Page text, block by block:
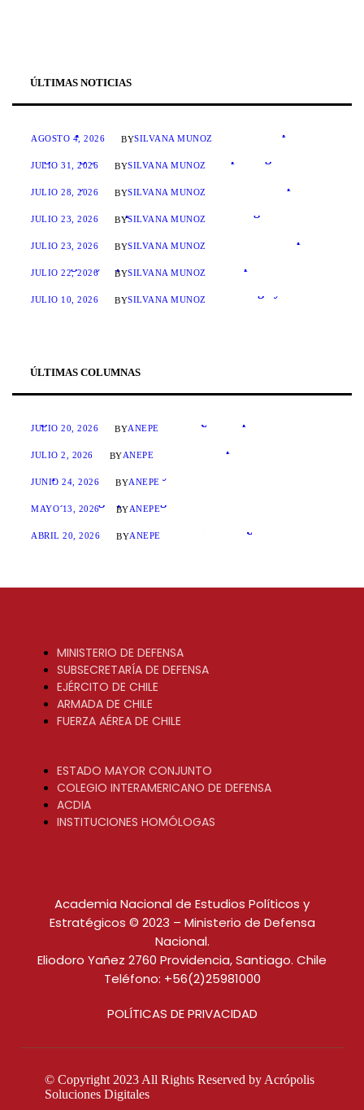
ÚLTIMAS NOTICIAS
AGOSTO 4, 2026 BYSILVANA MUÑOZ
JULIO 31, 2026 BYSILVANA MUÑOZ
JULIO 28, 2026 BYSILVANA MUÑOZ
JULIO 23, 2026 BYSILVANA MUÑOZ
JULIO 23, 2026 BYSILVANA MUÑOZ
JULIO 22, 2026 BYSILVANA MUÑOZ
JULIO 10, 2026 BYSILVANA MUÑOZ
ÚLTIMAS COLUMNAS
JULIO 20, 2026 BYANEPE
JULIO 2, 2026 BYANEPE
JUNIO 24, 2026 BYANEPE
MAYO 13, 2026 BYANEPE
ABRIL 20, 2026 BYANEPE
MINISTERIO DE DEFENSA
SUBSECRETARÍA DE DEFENSA
EJÉRCITO DE CHILE
ARMADA DE CHILE
FUERZA AÉREA DE CHILE
ESTADO MAYOR CONJUNTO
COLEGIO INTERAMERICANO DE DEFENSA
ACDIA
INSTITUCIONES HOMÓLOGAS
Academia Nacional de Estudios Políticos y
Estratégicos © 2023 – Ministerio de Defensa
Nacional.
Eliodoro Yañez 2760 Providencia, Santiago. Chile
Teléfono: +56(2)25981000
POLÍTICAS DE PRIVACIDAD
© Copyright 2023 All Rights Reserved by Acrópolis
Soluciones Digitales